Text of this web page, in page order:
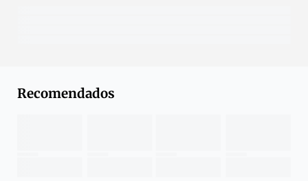
Recomendados